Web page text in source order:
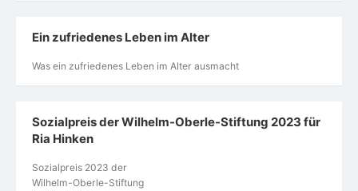
Ein zufriedenes Leben im Alter
Was ein zufriedenes Leben im Alter ausmacht
Sozialpreis der Wilhelm-Oberle-Stiftung 2023 für
Ria Hinken
Sozialpreis 2023 der
Wilhelm-Oberle-Stiftung